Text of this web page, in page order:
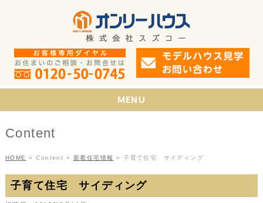
MENU
Content
HOME » Content » 新着住宅情報 » 子育て住宅 サイディング
子育て住宅 サイディング